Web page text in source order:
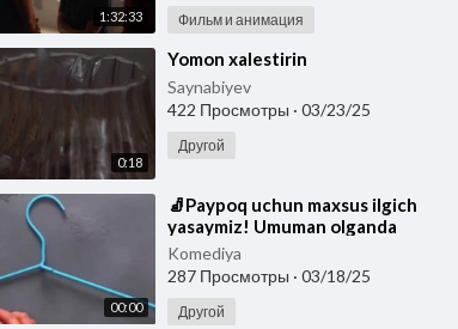
1:32:33 Фильм и анимация
0:18
⁣Yomon xalestirin
Saynabiyev
422 Просмотры · 03/23/25
Другой
00:00
⁣🧦Paypoq uchun maxsus ilgich
yasaymiz! Umuman olganda
yomon g‘oya emas, sinab ko‘rsa
bo‘ladi...😉
Komediya
287 Просмотры · 03/18/25
Другой